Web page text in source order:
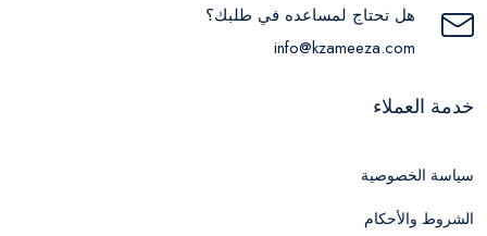
هل تحتاج لمساعده في طلبك؟
info@kzameeza.com
خدمة العملاء
سياسة الخصوصية
الشروط والأحكام